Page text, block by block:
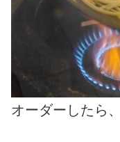
オーダーしたら